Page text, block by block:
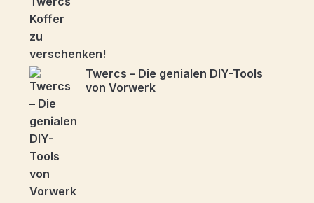
Twercs – Die genialen DIY-Tools
von Vorwerk